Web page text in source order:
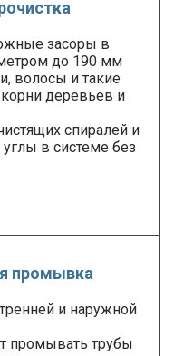
засоры в
до 190 мм
волосы и такие
деревьев и
спиралей и
в системе без
промывка
и наружной
промывать трубы